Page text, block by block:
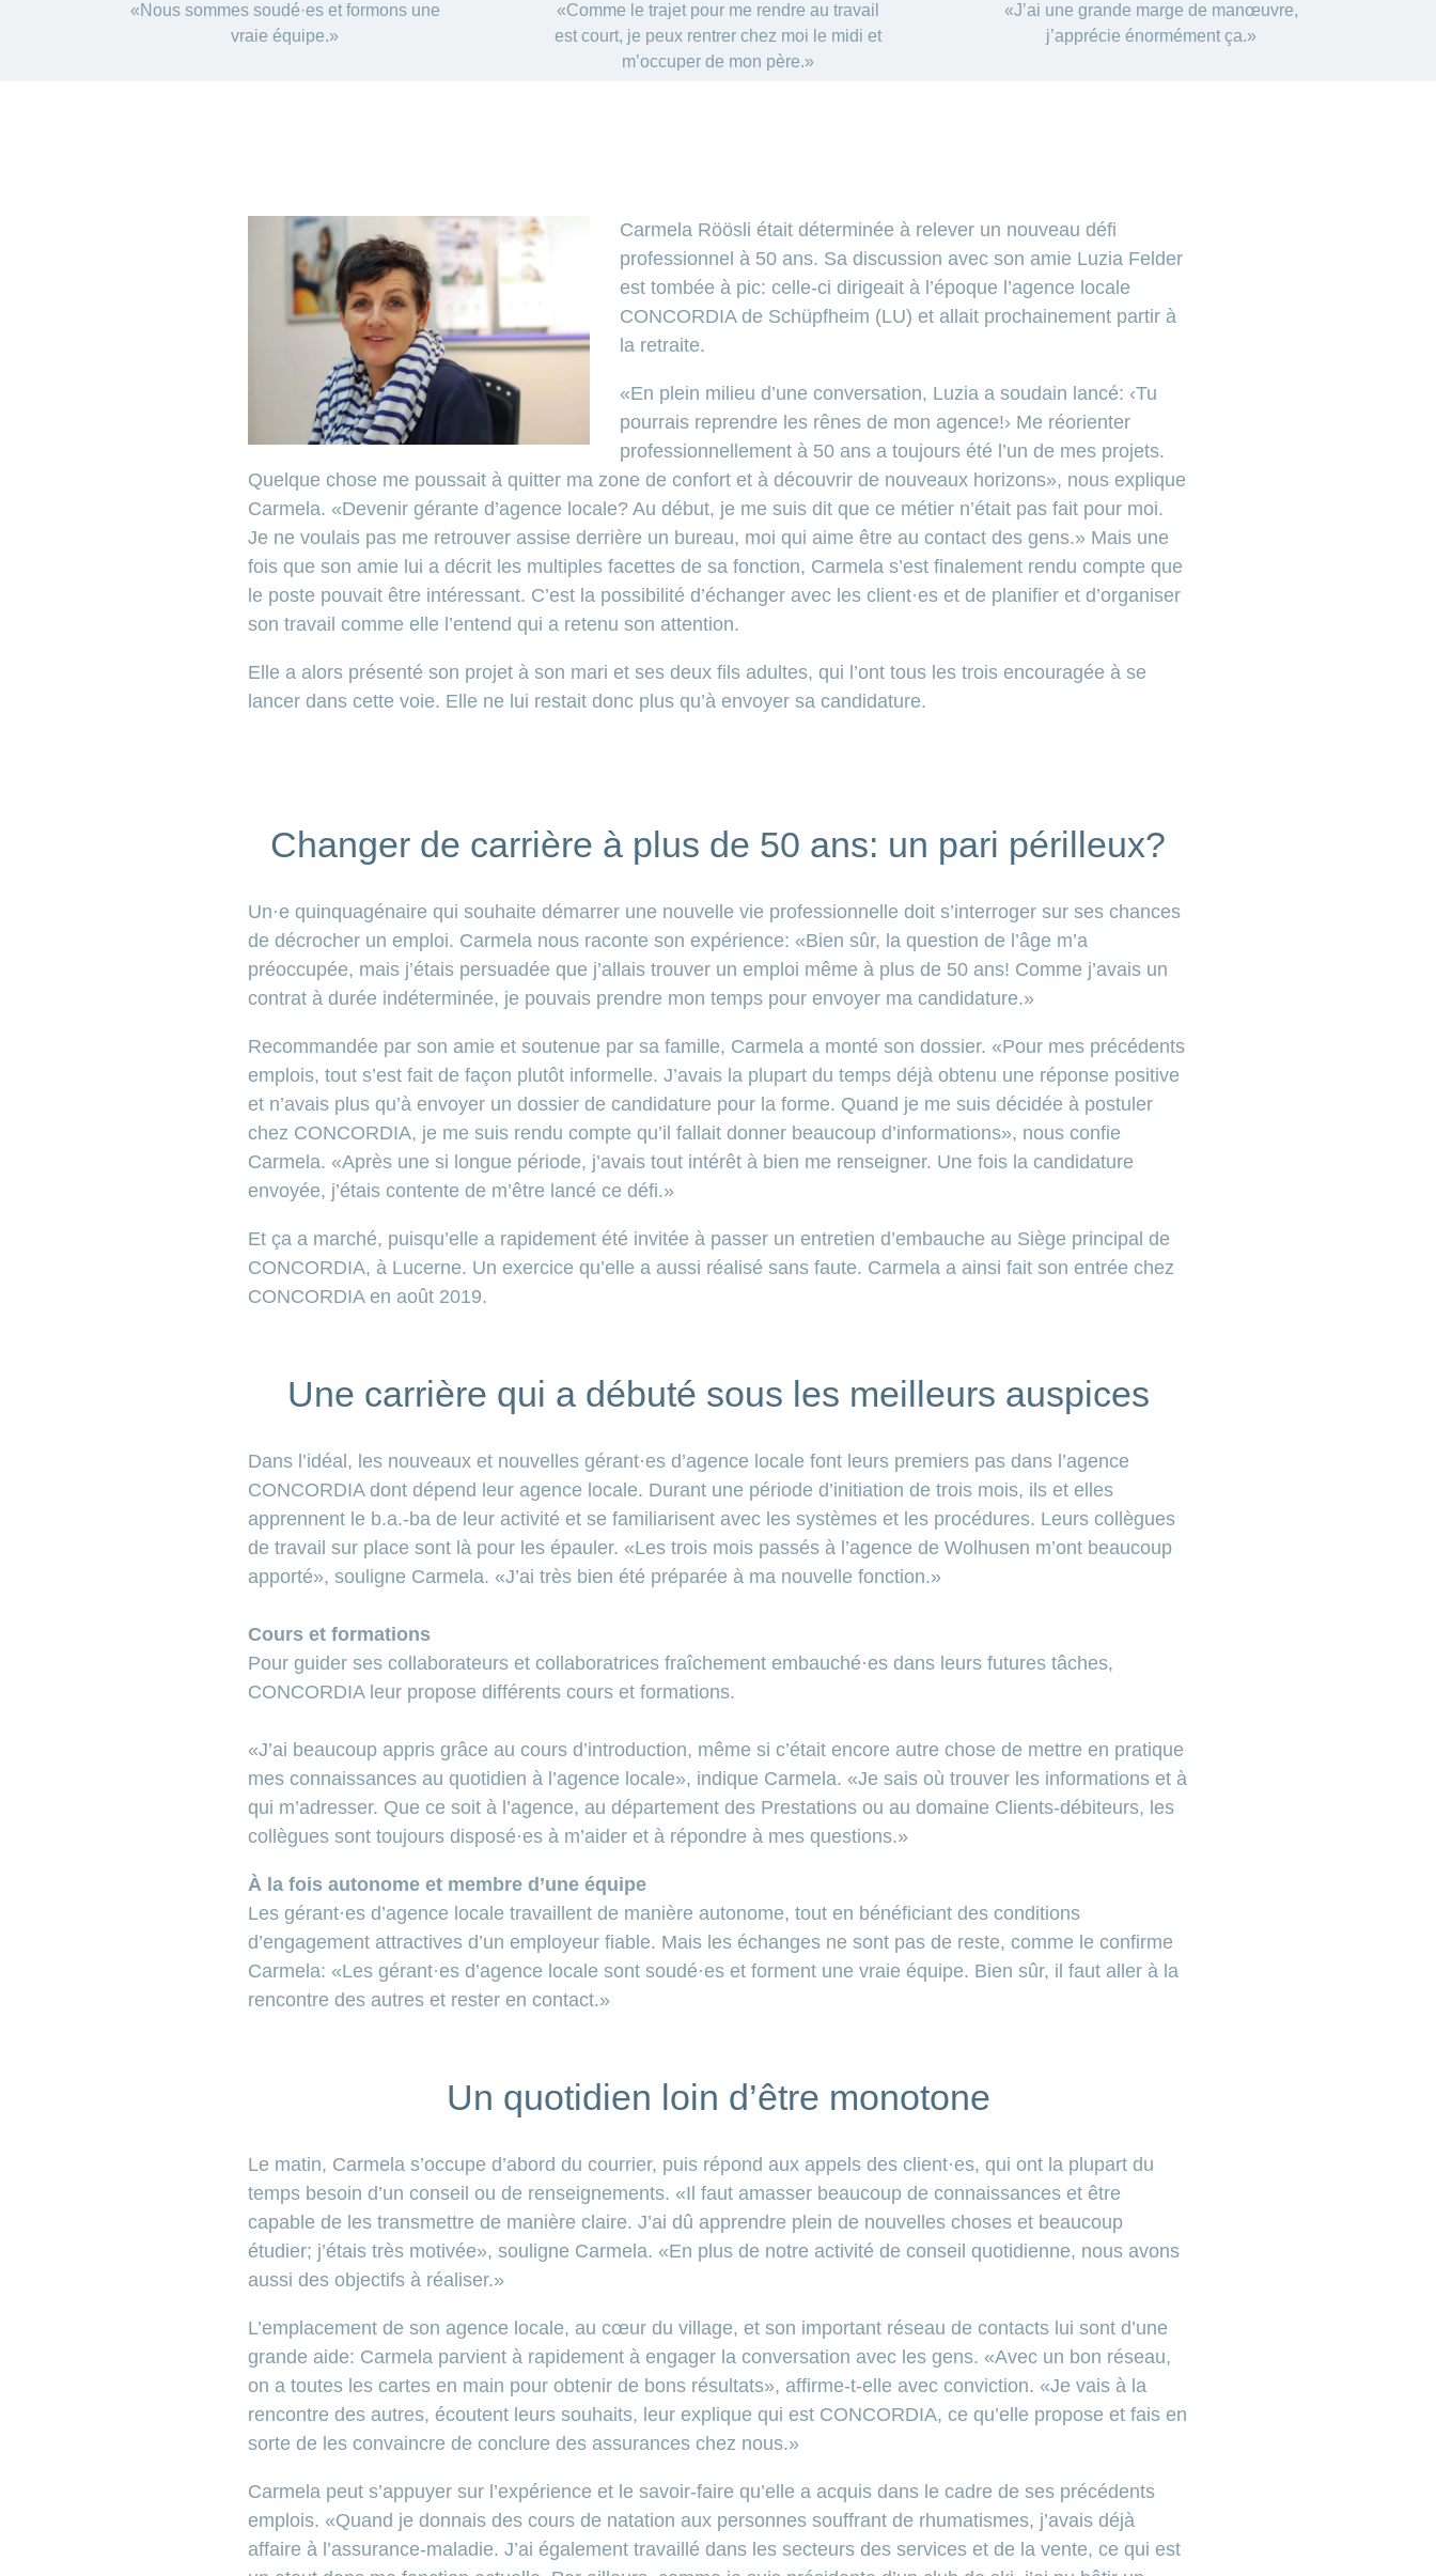
«Nous sommes soudé·es et formons une
vraie équipe.»
«Comme le trajet pour me rendre au travail
est court, je peux rentrer chez moi le midi et
m’occuper de mon père.»
«J’ai une grande marge de manœuvre,
j’apprécie énormément ça.»
Carmela Röösli était déterminée à relever un nouveau défi
professionnel à 50 ans. Sa discussion avec son amie Luzia Felder
est tombée à pic: celle-ci dirigeait à l’époque l’agence locale
CONCORDIA de Schüpfheim (LU) et allait prochainement partir à
la retraite.
«En plein milieu d’une conversation, Luzia a soudain lancé: ‹Tu
pourrais reprendre les rênes de mon agence!› Me réorienter
professionnellement à 50 ans a toujours été l’un de mes projets.
Quelque chose me poussait à quitter ma zone de confort et à découvrir de nouveaux horizons», nous explique
Carmela. «Devenir gérante d’agence locale? Au début, je me suis dit que ce métier n’était pas fait pour moi.
Je ne voulais pas me retrouver assise derrière un bureau, moi qui aime être au contact des gens.» Mais une
fois que son amie lui a décrit les multiples facettes de sa fonction, Carmela s’est finalement rendu compte que
le poste pouvait être intéressant. C’est la possibilité d’échanger avec les client·es et de planifier et d’organiser
son travail comme elle l’entend qui a retenu son attention.
Elle a alors présenté son projet à son mari et ses deux fils adultes, qui l’ont tous les trois encouragée à se
lancer dans cette voie. Elle ne lui restait donc plus qu’à envoyer sa candidature.
Changer de carrière à plus de 50 ans: un pari périlleux?
Un·e quinquagénaire qui souhaite démarrer une nouvelle vie professionnelle doit s’interroger sur ses chances
de décrocher un emploi. Carmela nous raconte son expérience: «Bien sûr, la question de l’âge m’a
préoccupée, mais j’étais persuadée que j’allais trouver un emploi même à plus de 50 ans! Comme j’avais un
contrat à durée indéterminée, je pouvais prendre mon temps pour envoyer ma candidature.»
Recommandée par son amie et soutenue par sa famille, Carmela a monté son dossier. «Pour mes précédents
emplois, tout s’est fait de façon plutôt informelle. J’avais la plupart du temps déjà obtenu une réponse positive
et n’avais plus qu’à envoyer un dossier de candidature pour la forme. Quand je me suis décidée à postuler
chez CONCORDIA, je me suis rendu compte qu’il fallait donner beaucoup d’informations», nous confie
Carmela. «Après une si longue période, j’avais tout intérêt à bien me renseigner. Une fois la candidature
envoyée, j’étais contente de m’être lancé ce défi.»
Et ça a marché, puisqu’elle a rapidement été invitée à passer un entretien d’embauche au Siège principal de
CONCORDIA, à Lucerne. Un exercice qu’elle a aussi réalisé sans faute. Carmela a ainsi fait son entrée chez
CONCORDIA en août 2019.
Une carrière qui a débuté sous les meilleurs auspices
Dans l’idéal, les nouveaux et nouvelles gérant·es d’agence locale font leurs premiers pas dans l’agence
CONCORDIA dont dépend leur agence locale. Durant une période d’initiation de trois mois, ils et elles
apprennent le b.a.-ba de leur activité et se familiarisent avec les systèmes et les procédures. Leurs collègues
de travail sur place sont là pour les épauler. «Les trois mois passés à l’agence de Wolhusen m’ont beaucoup
apporté», souligne Carmela. «J’ai très bien été préparée à ma nouvelle fonction.»
Cours et formations
Pour guider ses collaborateurs et collaboratrices fraîchement embauché·es dans leurs futures tâches,
CONCORDIA leur propose différents cours et formations.
«J’ai beaucoup appris grâce au cours d’introduction, même si c’était encore autre chose de mettre en pratique
mes connaissances au quotidien à l’agence locale», indique Carmela. «Je sais où trouver les informations et à
qui m’adresser. Que ce soit à l’agence, au département des Prestations ou au domaine Clients-débiteurs, les
collègues sont toujours disposé·es à m’aider et à répondre à mes questions.»
À la fois autonome et membre d’une équipe
Les gérant·es d’agence locale travaillent de manière autonome, tout en bénéficiant des conditions
d’engagement attractives d’un employeur fiable. Mais les échanges ne sont pas de reste, comme le confirme
Carmela: «Les gérant·es d’agence locale sont soudé·es et forment une vraie équipe. Bien sûr, il faut aller à la
rencontre des autres et rester en contact.»
Un quotidien loin d’être monotone
Le matin, Carmela s’occupe d’abord du courrier, puis répond aux appels des client·es, qui ont la plupart du
temps besoin d’un conseil ou de renseignements. «Il faut amasser beaucoup de connaissances et être
capable de les transmettre de manière claire. J’ai dû apprendre plein de nouvelles choses et beaucoup
étudier; j’étais très motivée», souligne Carmela. «En plus de notre activité de conseil quotidienne, nous avons
aussi des objectifs à réaliser.»
L’emplacement de son agence locale, au cœur du village, et son important réseau de contacts lui sont d’une
grande aide: Carmela parvient à rapidement à engager la conversation avec les gens. «Avec un bon réseau,
on a toutes les cartes en main pour obtenir de bons résultats», affirme-t-elle avec conviction. «Je vais à la
rencontre des autres, écoutent leurs souhaits, leur explique qui est CONCORDIA, ce qu’elle propose et fais en
sorte de les convaincre de conclure des assurances chez nous.»
Carmela peut s’appuyer sur l’expérience et le savoir-faire qu’elle a acquis dans le cadre de ses précédents
emplois. «Quand je donnais des cours de natation aux personnes souffrant de rhumatismes, j’avais déjà
affaire à l’assurance-maladie. J’ai également travaillé dans les secteurs des services et de la vente, ce qui est